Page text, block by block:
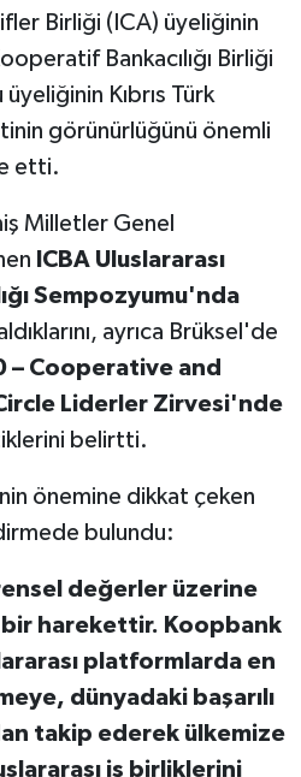
Birliği (ICA) üyeliğinin
Bankacılığı Birliği
Kıbrıs Türk
görünürlüğünü önemli
etti.
Milletler Genel
ICBA Uluslararası
Sempozyumu'nda
ayrıca Brüksel'de
– Cooperative and
Liderler Zirvesi'nde
belirtti.
önemine dikkat çeken
bulundu:
değerler üzerine
harekettir. Koopbank
platformlarda en
dünyadaki başarılı
takip ederek ülkemize
iş birliklerini